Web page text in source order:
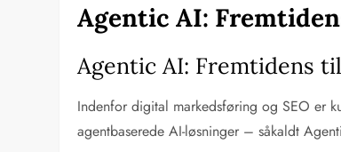
Agentic AI:
Agentic AI: Fremtidens
Indenfor digital markedsføring og SEO er
agentbaserede AI-løsninger – såkaldt